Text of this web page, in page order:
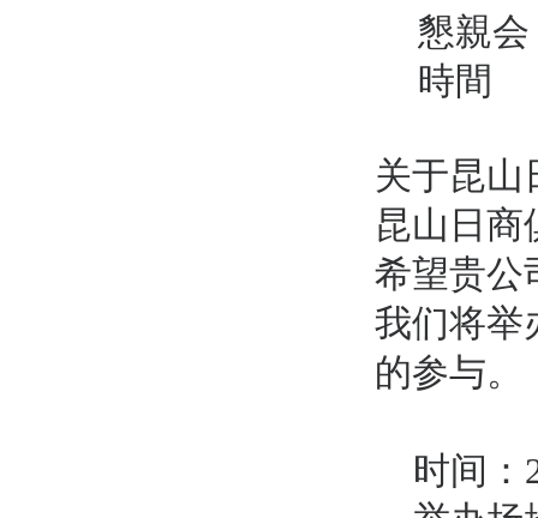
懇親会
時間
关于昆山
昆山日商
希望贵公
我们将举
的参与。
时间